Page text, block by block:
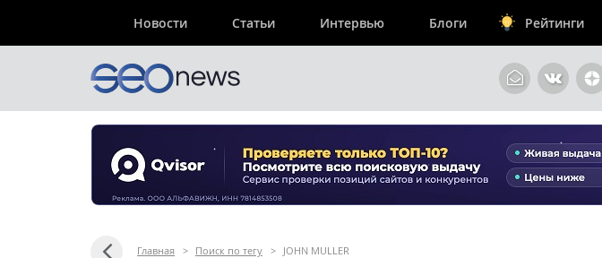
Новости Статьи Интервью Блоги Рейтинги
Главная > Поиск по тегу > JOHN MULLER